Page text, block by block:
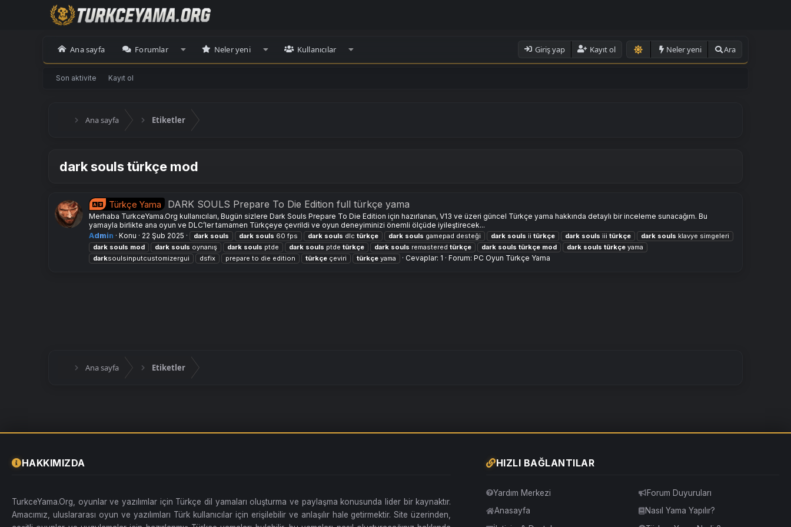
Ana sayfa Forumlar Neler yeni Kullanıcılar Giriş yap Kayıt ol Neler yeni Ara
Son aktivite Kayıt ol
Ana sayfa Etiketler
dark souls türkçe mod
Türkçe Yama DARK SOULS Prepare To Die Edition full türkçe yama
Merhaba TurkceYama.Org kullanıcıları, Bugün sizlere Dark Souls Prepare To Die Edition için hazırlanan, V13 ve üzeri güncel Türkçe yama hakkında detaylı bir inceleme sunacağım. Bu
yamayla birlikte ana oyun ve DLC’ler tamamen Türkçeye çevrildi ve oyun deneyiminizi önemli ölçüde iyileştirecek...
Admin
Konu 22 Şub 2025 dark souls dark souls 60 fps dark souls dlc türkçe dark souls gamepad desteği dark souls ii türkçe dark souls iii türkçe dark souls klavye simgeleri
dark souls mod dark souls oynanış dark souls ptde dark souls ptde türkçe dark souls remastered türkçe dark souls türkçe mod dark souls türkçe yama
darksoulsinputcustomizergui dsfix prepare to die edition türkçe çeviri türkçe yama Cevaplar: 1 Forum: PC Oyun Türkçe Yama
Ana sayfa Etiketler
HAKKIMIZDA
TurkceYama.Org, oyunlar ve yazılımlar için Türkçe dil yamaları oluşturma ve paylaşma konusunda lider bir kaynaktır.
Amacımız, uluslararası oyun ve yazılımları Türk kullanıcılar için erişilebilir ve anlaşılır hale getirmektir. Site üzerinden,
HIZLI BAĞLANTILAR
Yardım Merkezi
Anasayfa
Forum Duyuruları
Nasıl Yama Yapılır?